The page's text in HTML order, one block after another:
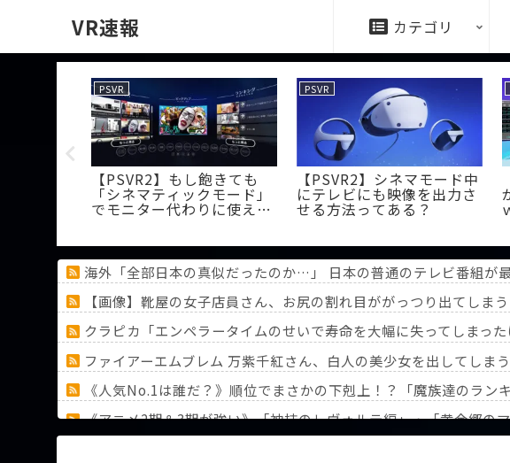
VR速報 カテゴリ
PSVR
【PSVR2】もし飽きても
「シネマティックモード」
でモニター代わりに使える
PSVR
【PSVR2】シネマモード中
にテレビにも映像を出力さ
せる方法ってある？
海外「全部日本の真似だったのか…」 日本の普通のテレビ番組が
【画像】靴屋の女子店員さん、お尻の割れ目ががっつり出てしま
クラピカ「エンペラータイムのせいで寿命を大幅に失ってしまっ
ファイアーエムブレム 万紫千紅さん、白人の美少女を出してしま
《人気No.1は誰だ？》順位でまさかの下剋上！？「魔族達のラ
《アニメ2期＆3期が強い》「神技のレヴォルテ編」・「黄金郷の